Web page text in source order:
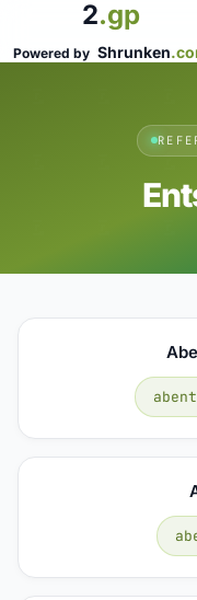
2.gp
Powered by Shrunken